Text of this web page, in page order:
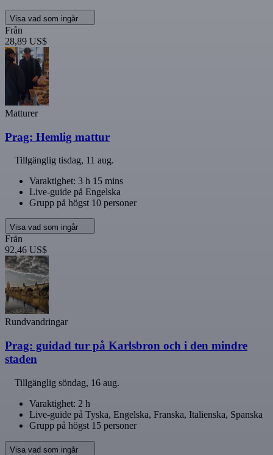
Visa vad som ingår
Från
28,89 US$
Matturer
Prag: Hemlig mattur
Tillgänglig tisdag, 11 aug.
Varaktighet: 3 h 15 mins
Live-guide på Engelska
Grupp på högst 10 personer
Visa vad som ingår
Från
92,46 US$
Rundvandringar
Prag: guidad tur på Karlsbron och i den mindre
staden
Tillgänglig söndag, 16 aug.
Varaktighet: 2 h
Live-guide på Tyska, Engelska, Franska, Italienska, Spanska
Grupp på högst 15 personer
Visa vad som ingår